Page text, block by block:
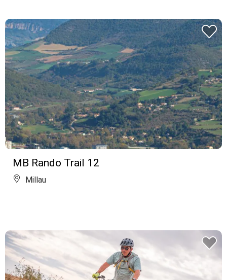
MB Rando Trail 12
Millau